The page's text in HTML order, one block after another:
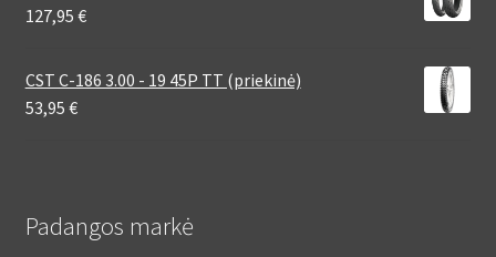
127,95 €
CST C-186 3.00 - 19 45P TT (priekinė)
53,95 €
Padangos markė